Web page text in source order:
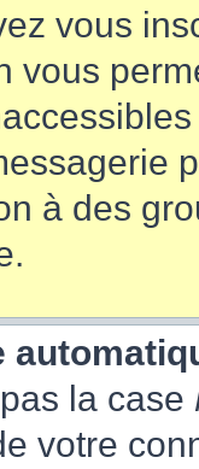
vous
vous
à des
la case
votre